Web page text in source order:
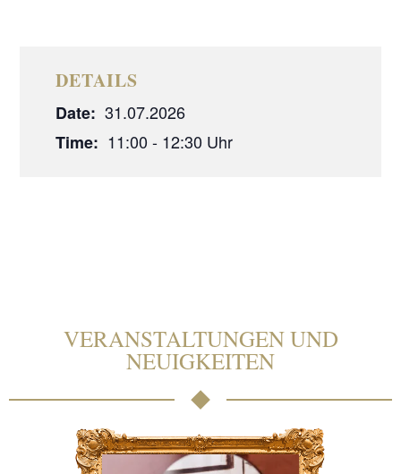
DETAILS
Date: 31.07.2026
Time: 11:00 - 12:30
VERANSTALTUNGEN UND
NEUIGKEITEN